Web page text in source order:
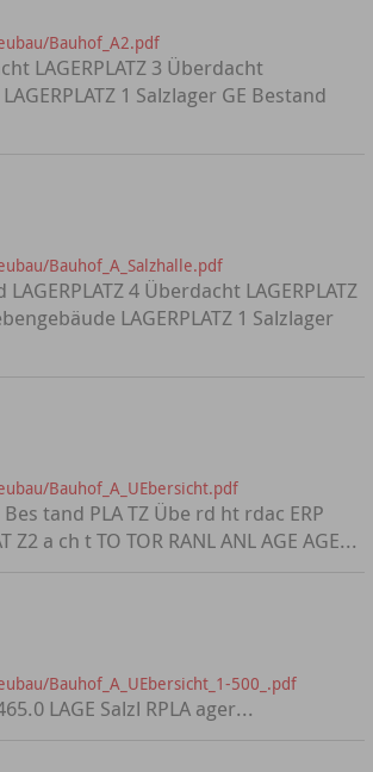
Bauhof_A2.pdf
LAGERPLATZ 3 Überdacht
1 Salzlager GE Bestand
Bauhof_A_Salzhalle.pdf
4 Überdacht LAGERPLATZ
LAGERPLATZ 1 Salzlager
Bauhof_A_UEbersicht.pdf
Bes tand PLA TZ Übe rd ht rdac ERP
Z2 a ch t TO TOR RANL ANL AGE AGE...
Bauhof_A_UEbersicht_1-500_.pdf
LAGE Salzl RPLA ager...